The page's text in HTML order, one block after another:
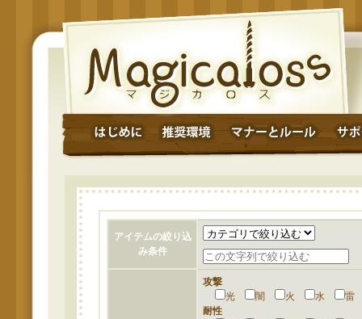
アイテムの絞り込
み条件
攻撃
光
闇 火 水
耐性